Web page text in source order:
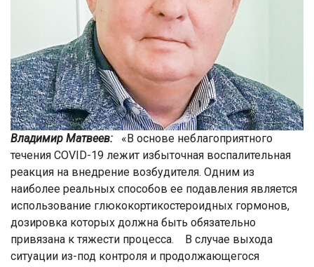
Владимир Матвеев: «В основе неблагоприятного
течения COVID-19 лежит избыточная воспалительная
реакция на внедрение возбудителя. Одним из
наиболее реальных способов ее подавления является
использование глюкокортикостероидных гормонов,
дозировка которых должна быть обязательно
привязана к тяжести процесса. В случае выхода
ситуации из-под контроля и продолжающегося